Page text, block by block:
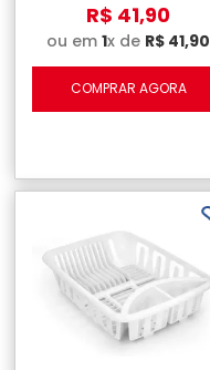
R$ 41,90
ou em 1x de R$ 41,90
COMPRAR AGORA